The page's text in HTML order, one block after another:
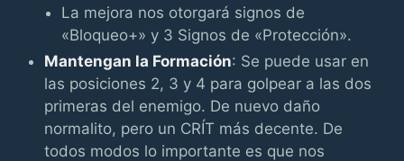
La mejora nos otorgará signos de
«Bloqueo+» y 3 Signos de «Protección».
Mantengan la Formación: Se puede usar en
las posiciones 2, 3 y 4 para golpear a las dos
primeras del enemigo. De nuevo daño
normalito, pero un CRÍT más decente. De
todos modos lo importante es que nos